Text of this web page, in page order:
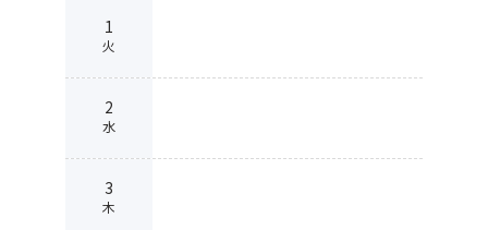
1
火
2
水
3
木